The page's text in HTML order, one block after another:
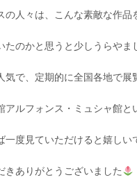
の人々は、こんな素敵な作品
たのかと思うと少しうらやま
気で、定期的に全国各地で展
アルフォンス・ミュシャ館と
度見ていただけると嬉しい
きありがとうございました